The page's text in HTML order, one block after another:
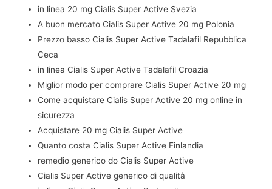
in linea 20 mg Cialis Super Active Svezia
A buon mercato Cialis Super Active 20 mg Polonia
Prezzo basso Cialis Super Active Tadalafil Repubblica
Ceca
in linea Cialis Super Active Tadalafil Croazia
Miglior modo per comprare Cialis Super Active 20 mg
Come acquistare Cialis Super Active 20 mg online in
sicurezza
Acquistare 20 mg Cialis Super Active
Quanto costa Cialis Super Active Finlandia
remedio generico do Cialis Super Active
Cialis Super Active generico di qualità